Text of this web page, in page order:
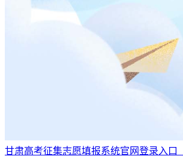
甘肃高考征集志愿填报系统官网登录入口